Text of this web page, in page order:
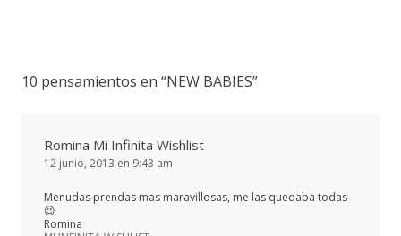
10 pensamientos en “NEW BABIES”
Romina Mi Infinita Wishlist
12 junio, 2013 en 9:43 am
Menudas prendas mas maravillosas, me las quedaba todas
😉
Romina